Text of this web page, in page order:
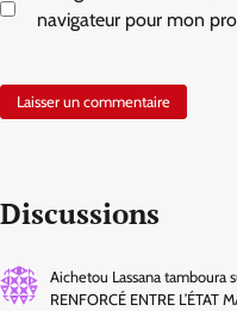
navigateur pour mon
Discussions
Aichetou Lassana tamboura
RENFORCÉ ENTRE L’ÉTAT